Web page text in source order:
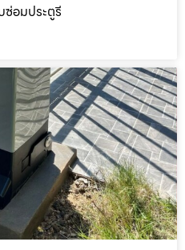
ซ่อมประตูรี